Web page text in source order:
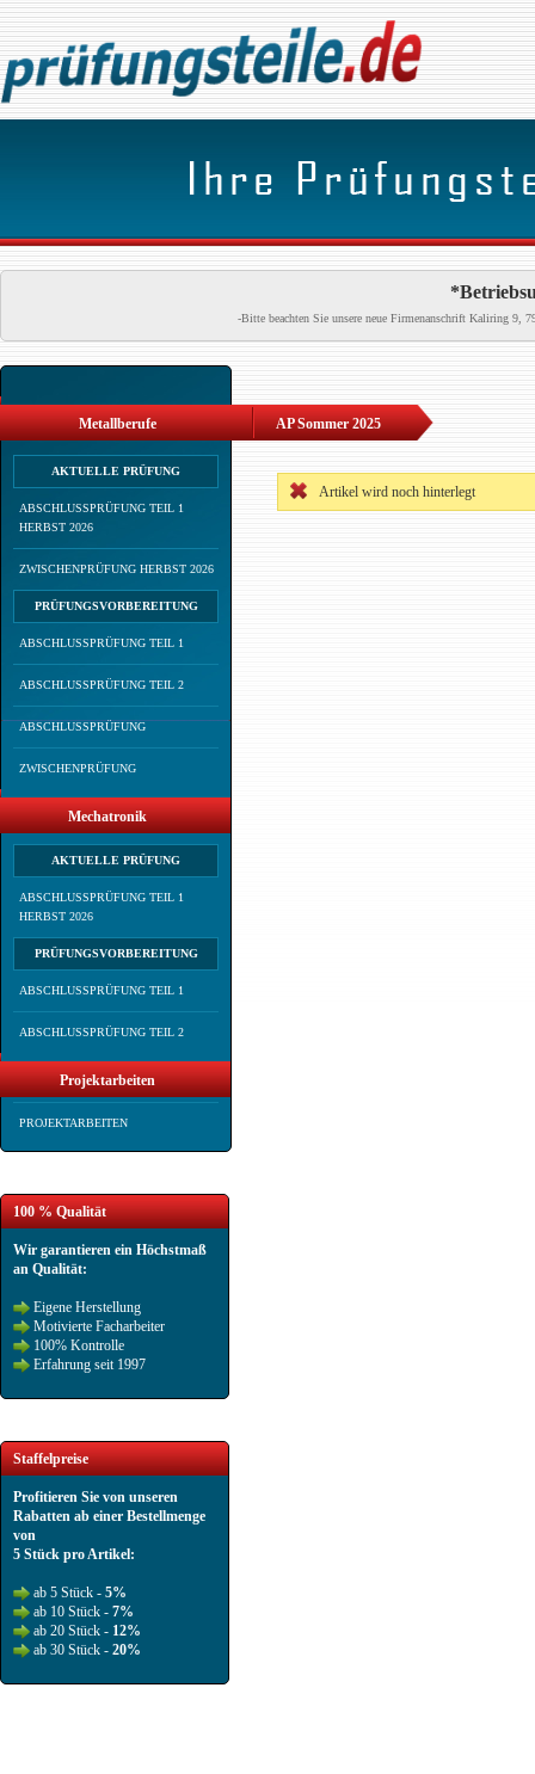
-Bitte beachten Sie unsere neue Firmenanschrift Kaliring 9,
Metallberufe
AKTUELLE PRÜFUNG
ABSCHLUSSPRÜFUNG TEIL 1
HERBST 2026
ZWISCHENPRÜFUNG HERBST 2026
PRÜFUNGSVORBEREITUNG
ABSCHLUSSPRÜFUNG TEIL 1
ABSCHLUSSPRÜFUNG TEIL 2
ABSCHLUSSPRÜFUNG
ZWISCHENPRÜFUNG
Mechatronik
AKTUELLE PRÜFUNG
ABSCHLUSSPRÜFUNG TEIL 1
HERBST 2026
PRÜFUNGSVORBEREITUNG
ABSCHLUSSPRÜFUNG TEIL 1
ABSCHLUSSPRÜFUNG TEIL 2
Projektarbeiten
PROJEKTARBEITEN
100 % Qualität
Wir garantieren ein Höchstmaß
an Qualität:
Eigene Herstellung
Motivierte Facharbeiter
100% Kontrolle
Erfahrung seit 1997
Staffelpreise
Profitieren Sie von unseren
Rabatten ab einer Bestellmenge
von
5 Stück pro Artikel:
ab 5 Stück - 5%
ab 10 Stück - 7%
ab 20 Stück - 12%
ab 30 Stück - 20%
AP Sommer 2025
Artikel wird noch hinterlegt